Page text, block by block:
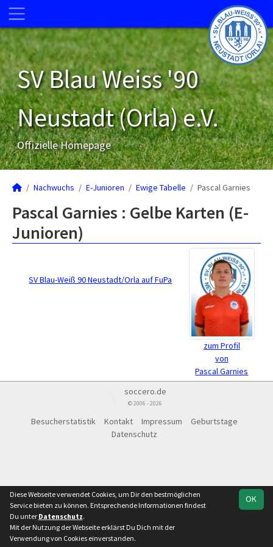
SV Blau Weiss '90
Neustadt (Orla) e.V.
Offizielle Homepage
Nachwuchs E-Junioren Ewige Tabelle Pascal Garnies
Pascal Garnies : Gelbe Karten (E-
Junioren)
zum Profil
von
Pascal Garnies
SV Blau-Weiß 90 Neustadt/Orla auf FuPa
soccero.de
© 2006 - 2026
Besucherstatistik Kontakt Impressum
Geburtstage
Datenschutz
OK
Diese Webseite verwendet Cookies, um Dir den bestmöglichen
Service bieten zu können. Entsprechende Informationen findest
Du unter Datenschutz.
Mit der Nutzung der Webseite erklärst Du Dich mit der
Verwendung von Cookies einverstanden.